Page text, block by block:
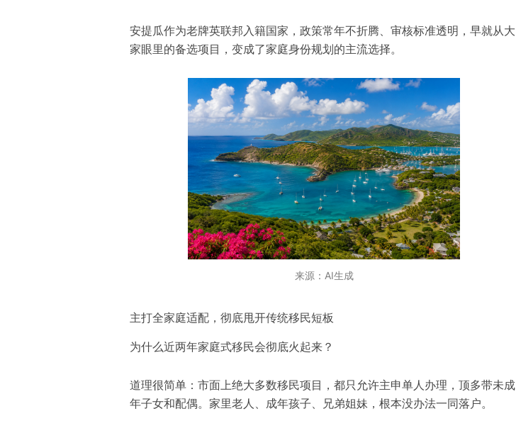
安提瓜作为老牌英联邦入籍国家，政策常年不折腾、审核标准透明，早就从大
家眼里的备选项目，变成了家庭身份规划的主流选择。
来源：AI生成
主打全家庭适配，彻底甩开传统移民短板
为什么近两年家庭式移民会彻底火起来？
道理很简单：市面上绝大多数移民项目，都只允许主申单人办理，顶多带未成
年子女和配偶。家里老人、成年孩子、兄弟姐妹，根本没办法一同落户。